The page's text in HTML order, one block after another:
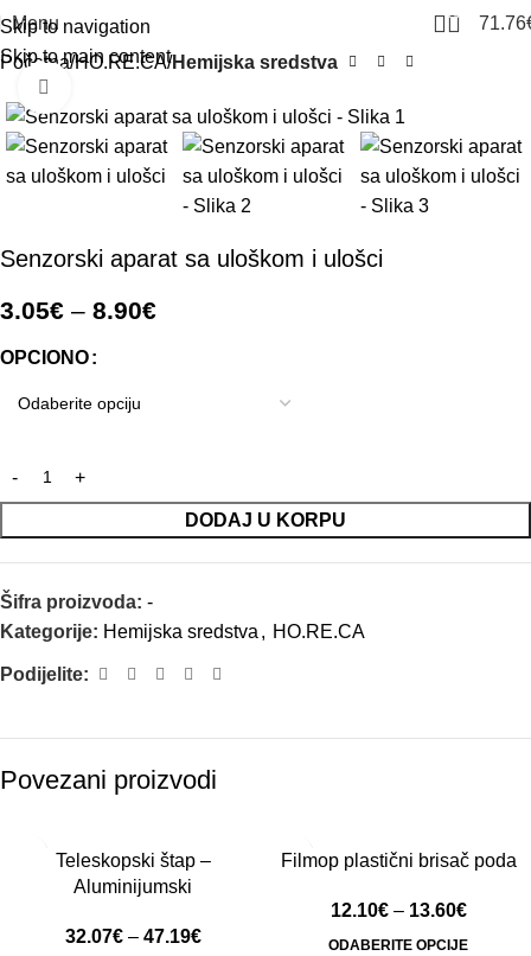
Skip to navigation
Skip to main content
Menu 24 71.76
Početna HO.RE.CA Hemijska sredstva
Senzorski aparat sa uloškom i ulošci
3.05€ – 8.90€
OPCIONO
DODAJ U KORPU
Šifra proizvoda: -
Kategorije: Hemijska sredstva , HO.RE.CA
Podijelite:
Povezani proizvodi
Teleskopski štap –
Aluminijumski
32.07€ – 47.19€
Filmop plastični brisač poda
12.10€ – 13.60€
ODABERITE OPCIJE